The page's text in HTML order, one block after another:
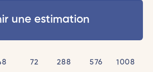
une estimation
72 288 576 1008